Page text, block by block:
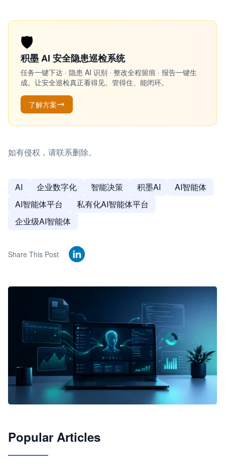
🛡️
积墨 AI 安全隐患巡检系统
任务一键下达 · 隐患 AI 识别 · 整改全程留痕 · 报告一键生
成。让安全巡检真正看得见、管得住、能闭环。
了解方案
如有侵权，请联系删除。
AI 企业数字化 智能决策 积墨AI
AI智能体
AI智能体平台
私有化AI智能体平台
企业级AI智能体
Share This Post
JimoClaw 桌面 AI Agent 工作台
Popular Articles